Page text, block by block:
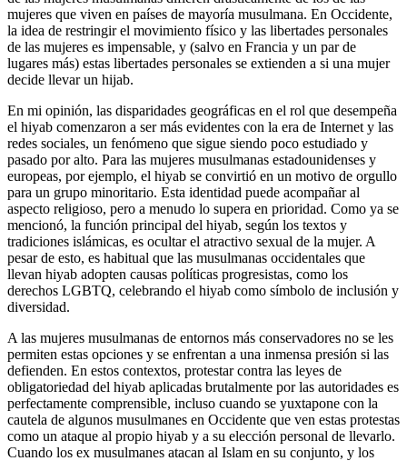
mujeres que viven en países de mayoría musulmana. En Occidente,
la idea de restringir el movimiento físico y las libertades personales
de las mujeres es impensable, y (salvo en Francia y un par de
lugares más) estas libertades personales se extienden a si una mujer
decide llevar un hijab.
En mi opinión, las disparidades geográficas en el rol que desempeña
el hiyab comenzaron a ser más evidentes con la era de Internet y las
redes sociales, un fenómeno que sigue siendo poco estudiado y
pasado por alto. Para las mujeres musulmanas estadounidenses y
europeas, por ejemplo, el hiyab se convirtió en un motivo de orgullo
para un grupo minoritario. Esta identidad puede acompañar al
aspecto religioso, pero a menudo lo supera en prioridad. Como ya se
mencionó, la función principal del hiyab, según los textos y
tradiciones islámicas, es ocultar el atractivo sexual de la mujer. A
pesar de esto, es habitual que las musulmanas occidentales que
llevan hiyab adopten causas políticas progresistas, como los
derechos LGBTQ, celebrando el hiyab como símbolo de inclusión y
diversidad.
A las mujeres musulmanas de entornos más conservadores no se les
permiten estas opciones y se enfrentan a una inmensa presión si las
defienden. En estos contextos, protestar contra las leyes de
obligatoriedad del hiyab aplicadas brutalmente por las autoridades es
perfectamente comprensible, incluso cuando se yuxtapone con la
cautela de algunos musulmanes en Occidente que ven estas protestas
como un ataque al propio hiyab y a su elección personal de llevarlo.
Cuando los ex musulmanes atacan al Islam en su conjunto, y los